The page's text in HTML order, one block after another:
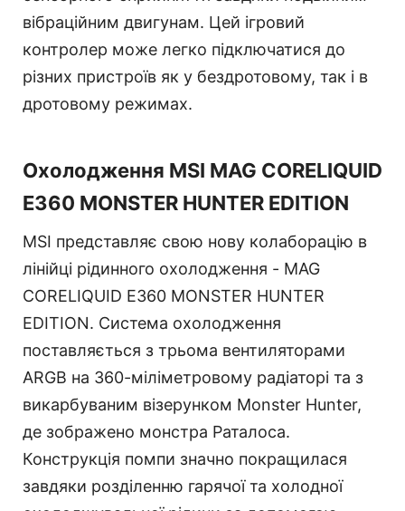
вібраційним двигунам. Цей ігровий
контролер може легко підключатися до
різних пристроїв як у бездротовому, так і в
дротовому режимах.
Охолодження MSI MAG CORELIQUID
E360 MONSTER HUNTER EDITION
MSI представляє свою нову колаборацію в
лінійці рідинного охолодження - MAG
CORELIQUID E360 MONSTER HUNTER
EDITION. Система охолодження
поставляється з трьома вентиляторами
ARGB на 360-міліметровому радіаторі та з
викарбуваним візерунком Monster Hunter,
де зображено монстра Раталоса.
Конструкція помпи значно покращилася
завдяки розділенню гарячої та холодної